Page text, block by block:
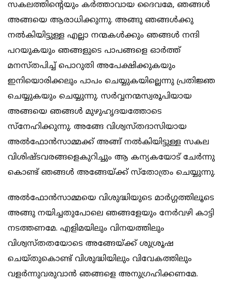
സകലത്തിന്റെയും കര്‍ത്താവായ ദൈവമേ, ഞങ്ങള്‍
അങ്ങയെ ആരാധിക്കുന്നു. അങ്ങു ഞങ്ങള്‍ക്കു
നല്‍കിയിട്ടുള്ള എല്ലാ നന്മകള്‍ക്കും ഞങ്ങള്‍ നന്ദി
പറയുകയും ഞങ്ങളുടെ പാപങ്ങളെ ഓര്‍ത്ത്
മനസ്തപിച്ച് പൊറുതി അപേക്ഷിക്കുകയും
ഇനിയൊരിക്കലും പാപം ചെയ്യുകയില്ലെന്നു പ്രതിജ്ഞ
ചെയ്യുകയും ചെയ്യുന്നു. സര്‍വ്വനന്മസ്വരൂപിയായ
അങ്ങയെ ഞങ്ങള്‍ മുഴുഹൃദയത്തോടെ
സ്‌നേഹിക്കുന്നു. അങ്ങേ വിശ്വസ്തദാസിയായ
അല്‍ഫോന്‍സാമ്മക്ക് അങ്ങ് നല്‍കിയിട്ടുള്ള സകല
വിശിഷ്ടവരങ്ങളെകുറിച്ചും ആ കന്യകയോട് ചേര്‍ന്നു
കൊണ്ട് ഞങ്ങള്‍ അങ്ങേയ്ക്ക് സ്‌തോത്രം ചെയ്യുന്നു.
അല്‍ഫോന്‍സാമ്മയെ വിശുദ്ധിയുടെ മാര്‍ഗ്ഗത്തിലൂടെ
അങ്ങു നയിച്ചതുപോലെ ഞങ്ങളേയും നേര്‍വഴി കാട്ടി
നടത്തണമേ. എളിമയിലും വിനയത്തിലും
വിശ്വസ്തതയോടെ അങ്ങേയ്ക്ക് ശുശ്രൂഷ
ചെയ്തുകൊണ്ട് വിശുദ്ധിയിലും വിവേകത്തിലും
വളര്‍ന്നുവരുവാന്‍ ഞങ്ങളെ അനുഗ്രഹിക്കണമേ.